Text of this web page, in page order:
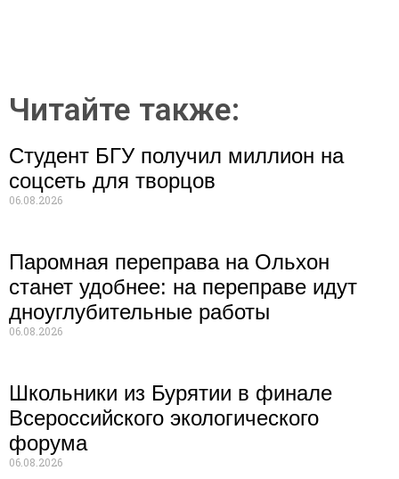
Читайте также:
Студент БГУ получил миллион на
соцсеть для творцов
06.08.2026
Паромная переправа на Ольхон
станет удобнее: на переправе идут
дноуглубительные работы
06.08.2026
Школьники из Бурятии в финале
Всероссийского экологического
форума
06.08.2026